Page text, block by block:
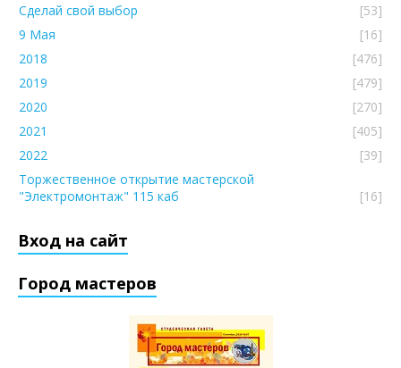
Сделай свой выбор
[53]
9 Мая
[16]
2018
[476]
2019
[479]
2020
[270]
2021
[405]
2022
[39]
Торжественное открытие мастерской
"Электромонтаж" 115 каб
[16]
Вход на сайт
Город мастеров